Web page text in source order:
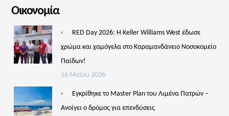
Οικονομία
RED Day 2026: Η Keller Williams West έδωσε
χρώμα και χαμόγελα στο Καραμανδάνειο Νοσοκομείο
Παίδων!
16 Μαΐου 2026
Εγκρίθηκε το Master Plan του Λιμένα Πατρών –
Aνοίγει ο δρόμος για επενδύσεις